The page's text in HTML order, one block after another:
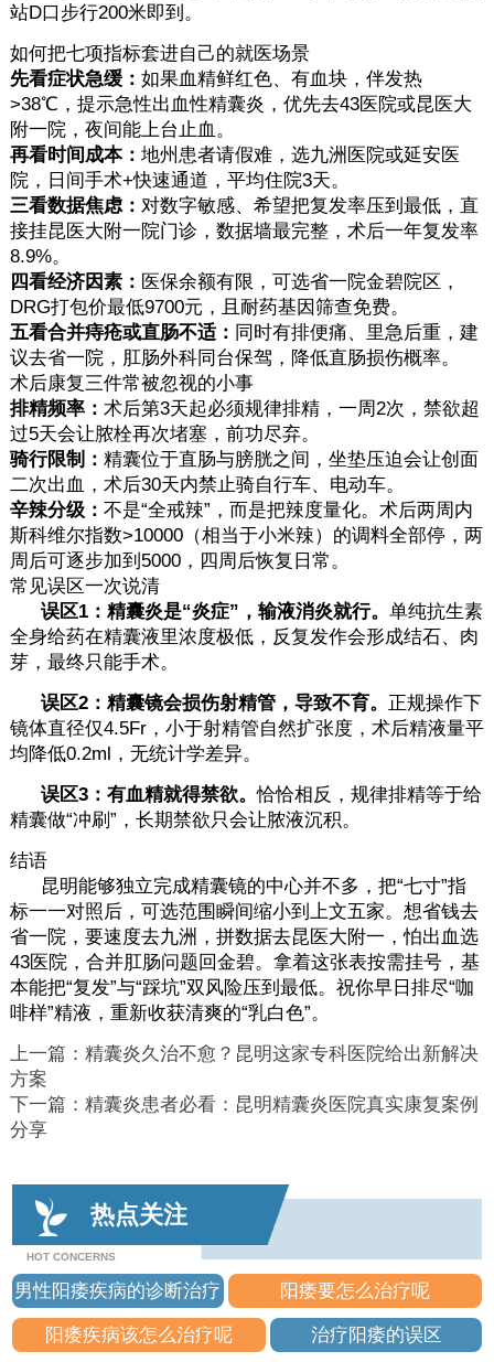
站D口步行200米即到。
如何把七项指标套进自己的就医场景
先看症状急缓： 如果血精鲜红色、有血块，伴发热
>38℃，提示急性出血性精囊炎，优先去43医院或昆医大
附一院，夜间能上台止血。
再看时间成本： 地州患者请假难，选九洲医院或延安医
院，日间手术+快速通道，平均住院3天。
三看数据焦虑： 对数字敏感、希望把复发率压到最低，直
接挂昆医大附一院门诊，数据墙最完整，术后一年复发率
8.9%。
四看经济因素： 医保余额有限，可选省一院金碧院区，
DRG打包价最低9700元，且耐药基因筛查免费。
五看合并痔疮或直肠不适： 同时有排便痛、里急后重，建
议去省一院，肛肠外科同台保驾，降低直肠损伤概率。
术后康复三件常被忽视的小事
排精频率： 术后第3天起必须规律排精，一周2次，禁欲超
过5天会让脓栓再次堵塞，前功尽弃。
骑行限制： 精囊位于直肠与膀胱之间，坐垫压迫会让创面
二次出血，术后30天内禁止骑自行车、电动车。
辛辣分级： 不是“全戒辣”，而是把辣度量化。术后两周内
斯科维尔指数>10000（相当于小米辣）的调料全部停，两
周后可逐步加到5000，四周后恢复日常。
常见误区一次说清
误区1：精囊炎是“炎症”，输液消炎就行。 单纯抗生素
全身给药在精囊液里浓度极低，反复发作会形成结石、肉
芽，最终只能手术。
误区2：精囊镜会损伤射精管，导致不育。 正规操作下
镜体直径仅4.5Fr，小于射精管自然扩张度，术后精液量平
均降低0.2ml，无统计学差异。
误区3：有血精就得禁欲。恰恰相反，规律排精等于给
精囊做“冲刷”，长期禁欲只会让脓液沉积。
结语
昆明能够独立完成精囊镜的中心并不多，把“七寸”指
标一一对照后，可选范围瞬间缩小到上文五家。想省钱去
省一院，要速度去九洲，拼数据去昆医大附一，怕出血选
43医院，合并肛肠问题回金碧。拿着这张表按需挂号，基
本能把“复发”与“踩坑”双风险压到最低。祝你早日排尽“咖
啡样”精液，重新收获清爽的“乳白色”。
上一篇： 精囊炎久治不愈？昆明这家专科医院给出新解决
方案
下一篇： 精囊炎患者必看：昆明精囊炎医院真实康复案例
分享
热点关注
HOT CONCERNS
男性阳痿疾病的诊断治疗 阳痿要怎么治疗呢
阳痿疾病该怎么治疗呢 治疗阳痿的误区